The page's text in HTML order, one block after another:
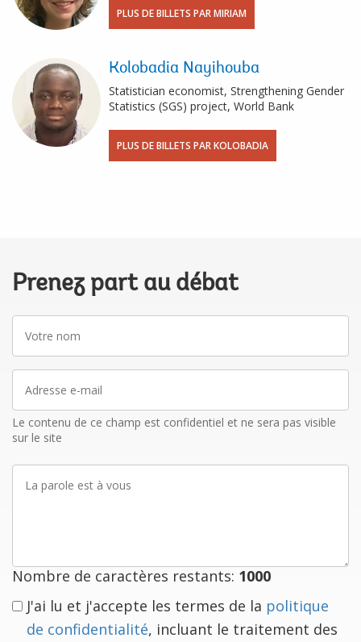
PLUS DE BILLETS PAR MIRIAM
Kolobadia Nayihouba
Statistician economist, Strengthening Gender
Statistics (SGS) project, World Bank
PLUS DE BILLETS PAR KOLOBADIA
Prenez part au débat
nom
mail
Le contenu de ce champ est confidentiel et ne sera pas visible
sur le site
parole
Nombre de caractères restants: 1000
J'ai lu et j'accepte les termes de la politique
de confidentialité, incluant le traitement des